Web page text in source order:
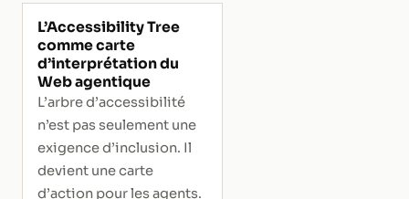
L’Accessibility Tree
comme carte
d’interprétation du
Web agentique
L’arbre d’accessibilité
n’est pas seulement une
exigence d’inclusion. Il
devient une carte
d’action pour les agents.